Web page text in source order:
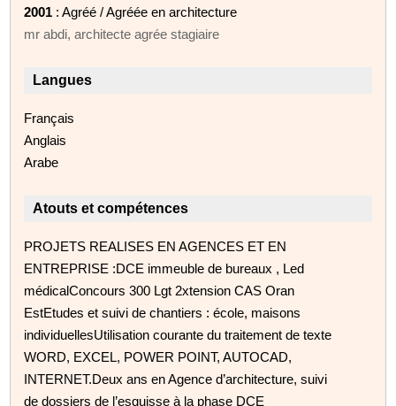
2001 : Agréé / Agréée en architecture
mr abdi, architecte agrée stagiaire
Langues
Français
Anglais
Arabe
Atouts et compétences
PROJETS REALISES EN AGENCES ET EN
ENTREPRISE :DCE immeuble de bureaux , Led
médicalConcours 300 Lgt 2xtension CAS Oran
EstEtudes et suivi de chantiers : école, maisons
individuellesUtilisation courante du traitement de texte
WORD, EXCEL, POWER POINT, AUTOCAD,
INTERNET.Deux ans en Agence d’architecture, suivi
de dossiers de l’esquisse à la phase DCE